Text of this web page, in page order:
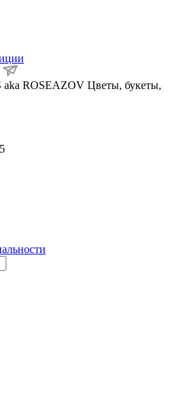
ROSEAZOV Цветы, букеты,